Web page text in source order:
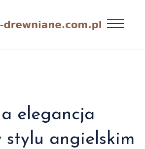
elegancja
stylu angielskim